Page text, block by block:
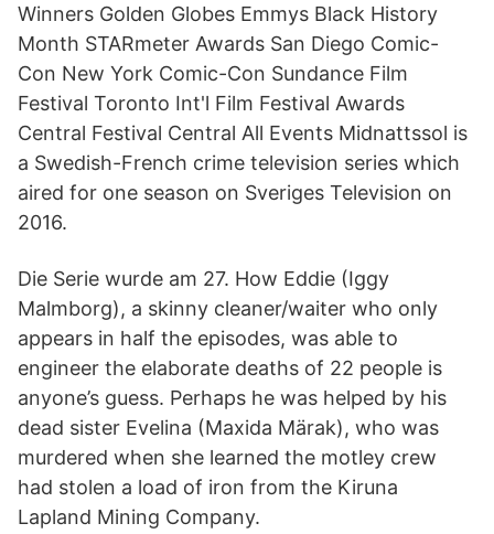
Winners Golden Globes Emmys Black History
Month STARmeter Awards San Diego Comic-
Con New York Comic-Con Sundance Film
Festival Toronto Int'l Film Festival Awards
Central Festival Central All Events Midnattssol is
a Swedish-French crime television series which
aired for one season on Sveriges Television on
2016.
Die Serie wurde am 27. How Eddie (Iggy
Malmborg), a skinny cleaner/waiter who only
appears in half the episodes, was able to
engineer the elaborate deaths of 22 people is
anyone’s guess. Perhaps he was helped by his
dead sister Evelina (Maxida Märak), who was
murdered when she learned the motley crew
had stolen a load of iron from the Kiruna
Lapland Mining Company.